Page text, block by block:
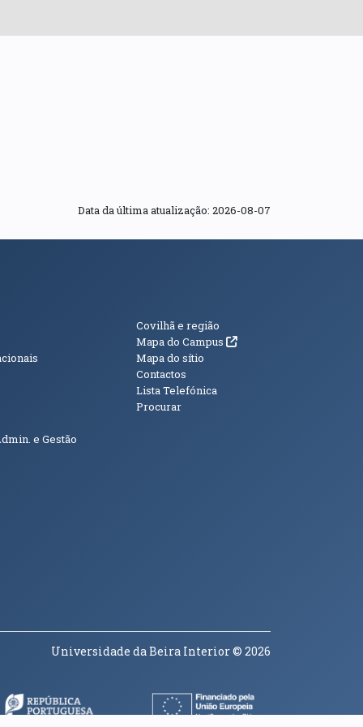
Data da última atualização: 2026-08-07
e Gestão
Informações
Covilhã e região
Mapa do Campus (abre em nova janela)
Mapa do sítio
Contactos
Lista Telefónica
Procurar
Universidade da Beira Interior© 2026
janela) (abre em nova janela)